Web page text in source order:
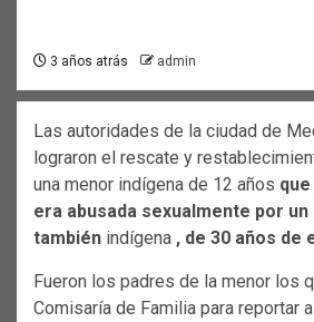
3 años atrás admin
Las autoridades de la ciudad de
lograron el rescate y
una menor indígena de 12 años
era abusada sexualmente por un
también indígena , de 30 años de
Fueron los padres de la menor los
Comisaría de Familia para reportar